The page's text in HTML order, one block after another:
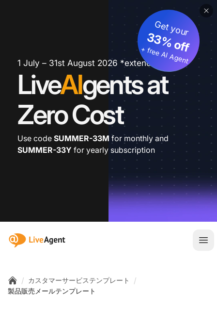
1 July – 31st August 2026 *extended
LiveAIgents at
Zero Cost
Get your
33% off
+ free AI Agent
Use code SUMMER-33M for monthly and
SUMMER-33Y for yearly subscription
:site.title
メ
Home
/ カスタマーサービステンプレート /
製品販売メールテンプレート